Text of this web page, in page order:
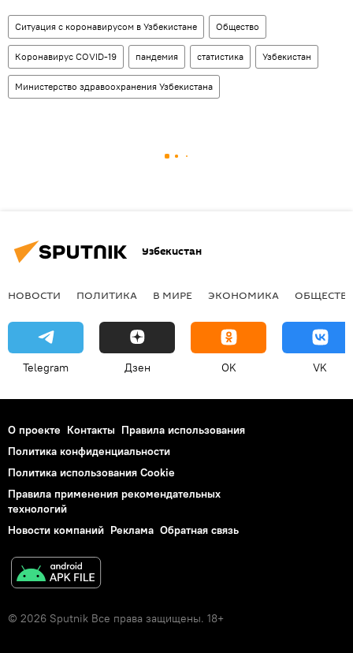
Ситуация с коронавирусом в Узбекистане Общество
Коронавирус COVID-19 пандемия статистика Узбекистан
Министерство здравоохранения Узбекистана
Узбекистан
НОВОСТИ ПОЛИТИКА В МИРЕ ЭКОНОМИКА
Telegram Дзен OK VK
О проекте Контакты Правила использования
Политика конфиденциальности
Политика использования Cookie
Правила применения рекомендательных
технологий
Новости компаний Реклама Обратная связь
© 2026 Sputnik Все права защищены. 18+